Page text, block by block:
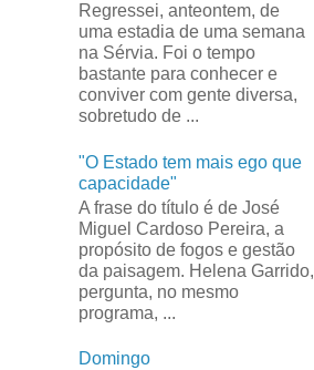
Regressei, anteontem, de
uma estadia de uma semana
na Sérvia. Foi o tempo
bastante para conhecer e
conviver com gente diversa,
sobretudo de ...
"O Estado tem mais ego que
capacidade"
A frase do título é de José
Miguel Cardoso Pereira, a
propósito de fogos e gestão
da paisagem. Helena Garrido,
pergunta, no mesmo
programa, ...
Domingo